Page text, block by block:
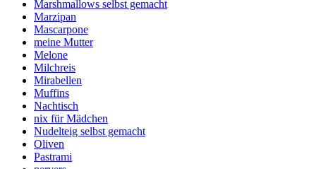
Marshmallows selbst gemacht
Marzipan
Mascarpone
meine Mutter
Melone
Milchreis
Mirabellen
Muffins
Nachtisch
nix für Mädchen
Nudelteig selbst gemacht
Oliven
Pastrami